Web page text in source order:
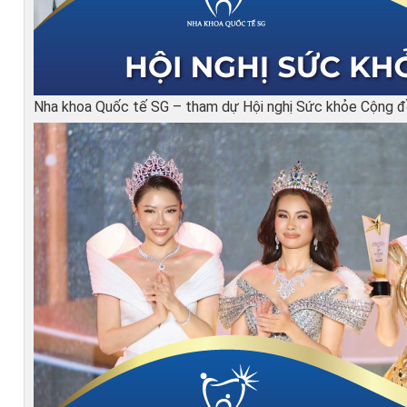
Nha khoa Quốc tế SG – tham dự Hội nghị Sức khỏe Cộng